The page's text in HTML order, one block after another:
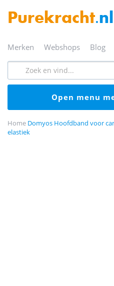
Purekracht.nl
merken webshops blog
open menu
Home Domyos Hoofdband voor
elastiek